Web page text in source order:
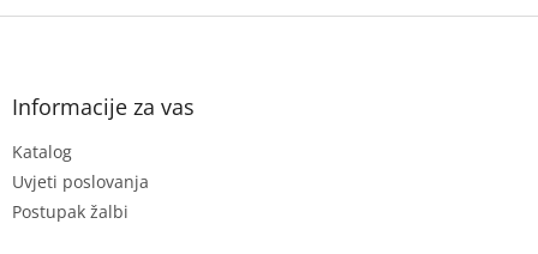
F
Informacije za vas
Katalog
Uvjeti poslovanja
Postupak žalbi